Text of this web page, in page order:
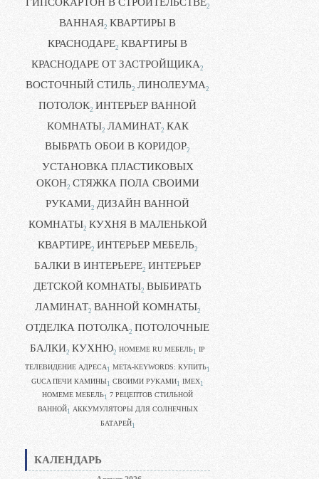
2
ВАННАЯ2 КВАРТИРЫ В
КРАСНОДАРЕ2 КВАРТИРЫ В
КРАСНОДАРЕ ОТ ЗАСТРОЙЩИКА2
ВОСТОЧНЫЙ СТИЛЬ2 ЛИНОЛЕУМА2
ПОТОЛОК2 ИНТЕРЬЕР ВАННОЙ
КОМНАТЫ2 ЛАМИНАТ2 КАК
ВЫБРАТЬ ОБОИ В КОРИДОР2
УСТАНОВКА ПЛАСТИКОВЫХ
ОКОН2 СТЯЖКА ПОЛА СВОИМИ
РУКАМИ2 ДИЗАЙН ВАННОЙ
КОМНАТЫ2 КУХНЯ В МАЛЕНЬКОЙ
КВАРТИРЕ2 ИНТЕРЬЕР МЕБЕЛЬ2
БАЛКИ В ИНТЕРЬЕРЕ2 ИНТЕРЬЕР
ДЕТСКОЙ КОМНАТЫ2 ВЫБИРАТЬ
ЛАМИНАТ2 ВАННОЙ КОМНАТЫ2
ОТДЕЛКА ПОТОЛКА2 ПОТОЛОЧНЫЕ
БАЛКИ2 КУХНЮ2 HOMEME RU МЕБЕЛЬ1 IP
ТЕЛЕВИДЕНИЕ АДРЕСА 1 META-KEYWORDS: КУПИТЬ1
GUCA ПЕЧИ КАМИНЫ1 CВОИМИ РУКАМИ1 IMEX1
HOMEME МЕБЕЛЬ1 7 РЕЦЕПТОВ СТИЛЬНОЙ
ВАННОЙ1 АККУМУЛЯТОРЫ ДЛЯ СОЛНЕЧНЫХ
БАТАРЕЙ1
КАЛЕНДАРЬ